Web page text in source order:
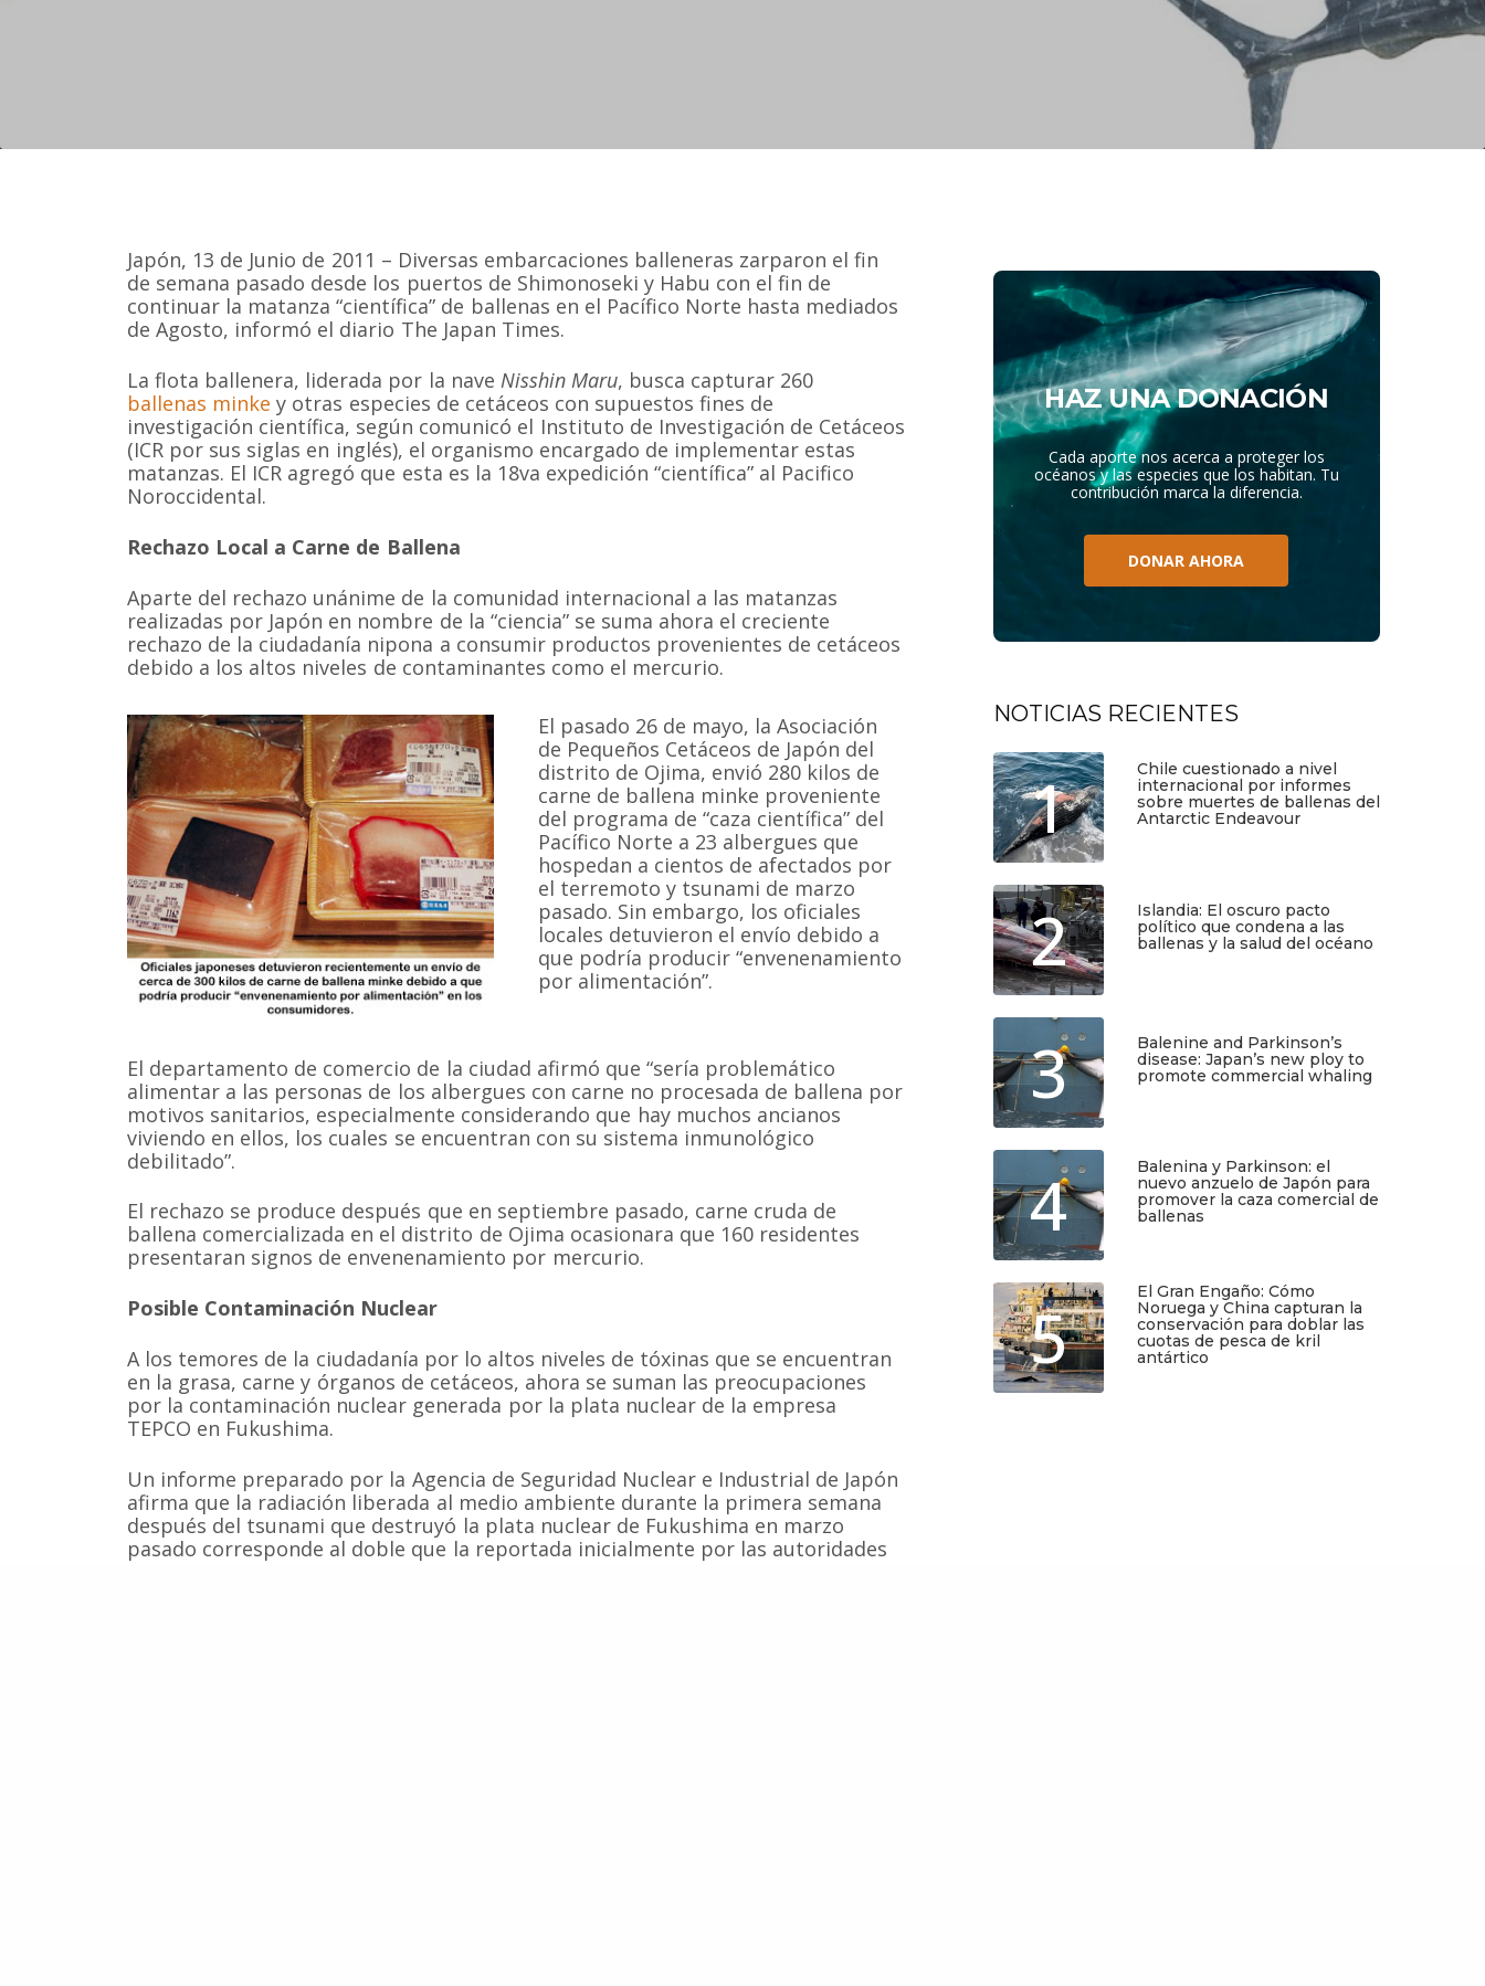
Japón, 13 de Junio de 2011 – Diversas embarcaciones balleneras zarparon el fin
de semana pasado desde los puertos de Shimonoseki y Habu con el fin de
continuar la matanza “científica” de ballenas en el Pacífico Norte hasta mediados
de Agosto, informó el diario The Japan Times.
La flota ballenera, liderada por la nave Nisshin Maru, busca capturar 260
ballenas minke y otras especies de cetáceos con supuestos fines de
investigación científica, según comunicó el Instituto de Investigación de Cetáceos
(ICR por sus siglas en inglés), el organismo encargado de implementar estas
matanzas. El ICR agregó que esta es la 18va expedición “científica” al Pacifico
Noroccidental.
Rechazo Local a Carne de Ballena
Aparte del rechazo unánime de la comunidad internacional a las matanzas
realizadas por Japón en nombre de la “ciencia” se suma ahora el creciente
rechazo de la ciudadanía nipona a consumir productos provenientes de cetáceos
debido a los altos niveles de contaminantes como el mercurio.
El pasado 26 de mayo, la Asociación
de Pequeños Cetáceos de Japón del
distrito de Ojima, envió 280 kilos de
carne de ballena minke proveniente
del programa de “caza científica” del
Pacífico Norte a 23 albergues que
hospedan a cientos de afectados por
el terremoto y tsunami de marzo
pasado. Sin embargo, los oficiales
locales detuvieron el envío debido a
que podría producir “envenenamiento
por alimentación”.
El departamento de comercio de la ciudad afirmó que “sería problemático
alimentar a las personas de los albergues con carne no procesada de ballena por
motivos sanitarios, especialmente considerando que hay muchos ancianos
viviendo en ellos, los cuales se encuentran con su sistema inmunológico
debilitado”.
El rechazo se produce después que en septiembre pasado, carne cruda de
ballena comercializada en el distrito de Ojima ocasionara que 160 residentes
presentaran signos de envenenamiento por mercurio.
Posible Contaminación Nuclear
A los temores de la ciudadanía por lo altos niveles de tóxinas que se encuentran
en la grasa, carne y órganos de cetáceos, ahora se suman las preocupaciones
por la contaminación nuclear generada por la plata nuclear de la empresa
TEPCO en Fukushima.
Un informe preparado por la Agencia de Seguridad Nuclear e Industrial de Japón
afirma que la radiación liberada al medio ambiente durante la primera semana
después del tsunami que destruyó la plata nuclear de Fukushima en marzo
pasado corresponde al doble que la reportada inicialmente por las autoridades
HAZ UNA DONACIÓN
Cada aporte nos acerca a proteger los
océanos y las especies que los habitan. Tu
contribución marca la diferencia.
DONAR AHORA
NOTICIAS RECIENTES
1
Chile cuestionado a nivel
internacional por informes
sobre muertes de ballenas del
Antarctic Endeavour
2
Islandia: El oscuro pacto
político que condena a las
ballenas y la salud del océano
3
Balenine and Parkinson’s
disease: Japan’s new ploy to
promote commercial whaling
4
Balenina y Parkinson: el
nuevo anzuelo de Japón para
promover la caza comercial de
ballenas
5
El Gran Engaño: Cómo
Noruega y China capturan la
conservación para doblar las
cuotas de pesca de kril
antártico
lucro que trabaja activamente en la conservación de las especies de
cetáceos y sus ecosistemas acuáticos en Chile y el Hemisferio Sur.
Fono-fax: (56 2) 228 2910
MAPA DEL SITIO
Contacto
Cetaceos de Chile
SUSCRÍBETE
Regístrate y recibirás gratis en tu
correo nuestra Guía de Identificación
de Pequeños Cetáceos de Chile, así
como nuestro boletín de novedades y
noticias cada mes.
© 2020Estudio Ajolote | Todos los derechos reservados.